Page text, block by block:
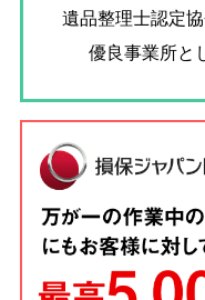
遺品整理士認定
優良事業所と